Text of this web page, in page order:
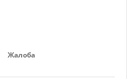
Жалоба